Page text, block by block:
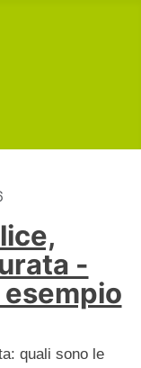
-
quali sono le